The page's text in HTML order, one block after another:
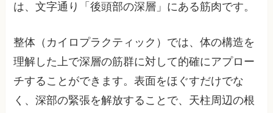
は、文字通り「後頭部の深層」にある筋肉です。
整体（カイロプラクティック）では、体の構造を
理解した上で深層の筋群に対して的確にアプロー
チすることができます。表面をほぐすだけでな
く、深部の緊張を解放することで、天柱周辺の根